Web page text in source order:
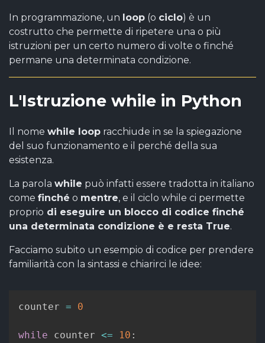
In programmazione, un loop (o ciclo) è un
costrutto che permette di ripetere una o più
istruzioni per un certo numero di volte o finché
permane una determinata condizione.
L'Istruzione while in Python
Il nome while loop racchiude in se la spiegazione
del suo funzionamento e il perché della sua
esistenza.
La parola while può infatti essere tradotta in italiano
come finché o mentre, e il ciclo while ci permette
proprio di eseguire un blocco di codice finché
una determinata condizione è e resta True.
Facciamo subito un esempio di codice per prendere
familiarità con la sintassi e chiarirci le idee:
counter = 0
while counter <= 10 :